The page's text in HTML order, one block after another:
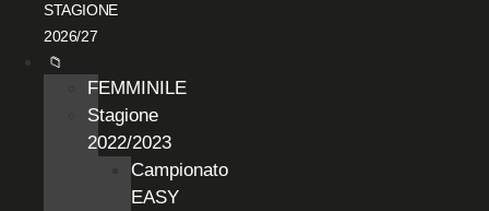
STAGIONE
2026/27
📁
FEMMINILE
Stagione
2022/2023
Campionato
EASY